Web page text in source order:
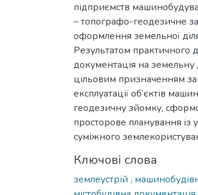
підприємств
– топографо-геодезичне
оформлення земельної
Результатом практичного
документація на
цільовим призначенням
експлуатації об’єктів
геодезичну зйомку,
просторове планування із
суміжного
Ключові слова
землеустрій ,